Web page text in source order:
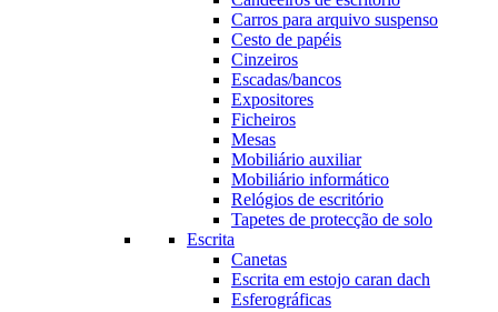
Carros para arquivo suspenso
Cesto de papéis
Cinzeiros
Escadas/bancos
Expositores
Ficheiros
Mesas
Mobiliário auxiliar
Mobiliário informático
Relógios de escritório
Tapetes de protecção de solo
Escrita
Canetas
Escrita em estojo caran dach
Esferográficas